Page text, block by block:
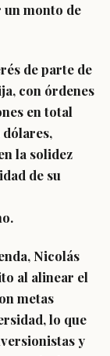
monto de
de parte de
con órdenes
en total
la solidez
de su
Nicolás
al alinear el
metas
lo que
y